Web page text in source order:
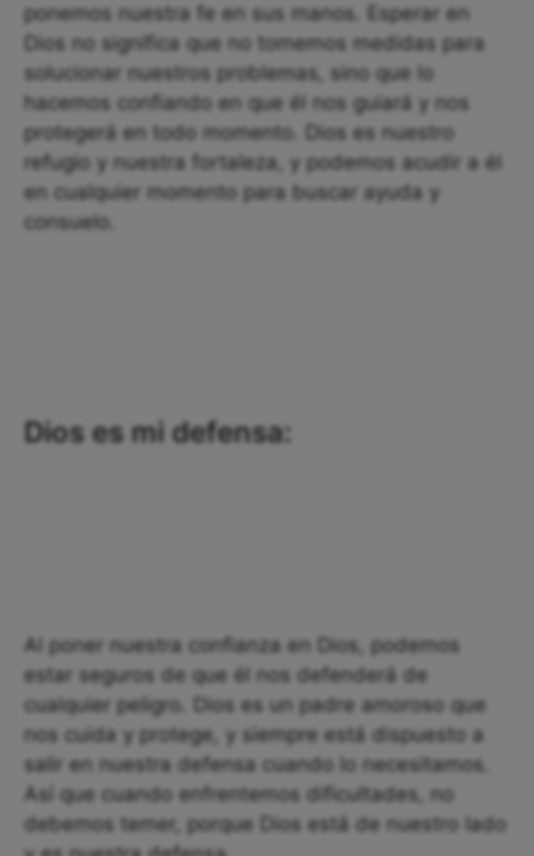
ponemos nuestra fe en sus manos. Esperar en
Dios no significa que no tomemos medidas para
solucionar nuestros problemas, sino que lo
hacemos confiando en que él nos guiará y nos
protegerá en todo momento. Dios es nuestro
refugio y nuestra fortaleza, y podemos acudir a él
en cualquier momento para buscar ayuda y
consuelo.
Dios es mi defensa:
Al poner nuestra confianza en Dios, podemos
estar seguros de que él nos defenderá de
cualquier peligro. Dios es un padre amoroso que
nos cuida y protege, y siempre está dispuesto a
salir en nuestra defensa cuando lo necesitamos.
Así que cuando enfrentemos dificultades, no
debemos temer, porque Dios está de nuestro lado